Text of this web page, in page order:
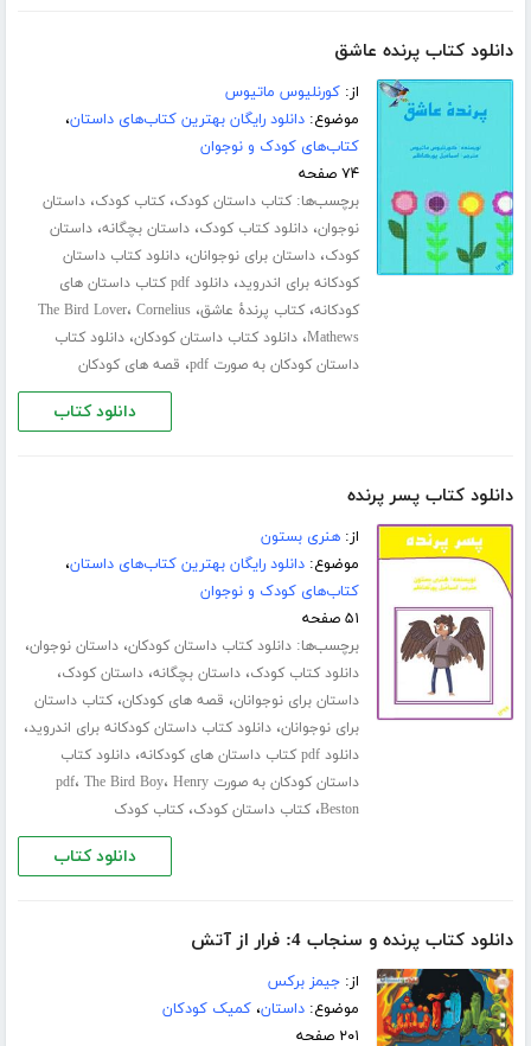
دانلود کتاب پرنده عاشق
از:کورنلیوس ماتیوس
موضوع:دانلود رایگان بهترین کتاب‌های داستان،
کتاب‌های کودک و نوجوان
۷۴ صفحه
برچسب‌ها:کتاب داستان کودک،کتاب کودک،داستان
نوجوان،دانلود کتاب کودک،داستان بچگانه،داستان
کودک،داستان برای نوجوانان،دانلود کتاب داستان
کودکانه برای اندروید،
دانلود pdf کتاب داستان های
کودکانه،کتاب پرندۀ عاشق، The Bird Lover، Cornelius
Mathews،دانلود کتاب داستان کودکان،دانلود کتاب
داستان کودکان به صورت pdf
، قصه های کودکان
دانلود کتاب
دانلود کتاب پسر پرنده
از:هنری بستون
موضوع:دانلود رایگان بهترین کتاب‌های داستان،
کتاب‌های کودک و نوجوان
۵۱ صفحه
برچسب‌ها:دانلود کتاب داستان کودکان،داستان نوجوان،
دانلود کتاب کودک،داستان بچگانه،داستان کودک،
داستان برای نوجوانان، قصه های کودکان،کتاب داستان
برای نوجوانان،دانلود کتاب داستان کودکانه برای اندروید،
دانلود pdf کتاب داستان های کودکانه ،دانلود کتاب
داستان کودکان به صورت pdf
، The Bird Boy، Henry
Beston،کتاب داستان کودک،کتاب کودک
دانلود کتاب
دانلود کتاب پرنده و سنجاب 4: فرار از آتش
از:جیمز برکس
موضوع:داستان،کمیک کودکان
۲۰۱ صفحه